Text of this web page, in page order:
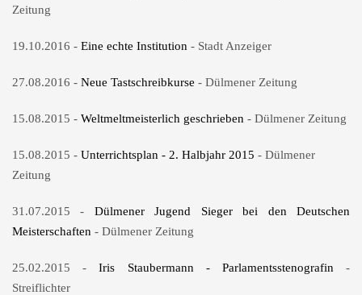
Zeitung
19.10.2016 - Eine echte Institution - Stadt Anzeiger
27.08.2016 - Neue Tastschreibkurse - Dülmener Zeitung
15.08.2015 - Weltmeltmeisterlich geschrieben - Dülmener Zeitung
15.08.2015 - Unterrichtsplan - 2. Halbjahr 2015 - Dülmener
Zeitung
31.07.2015 - Dülmener Jugend Sieger bei den Deutschen
Meisterschaften - Dülmener Zeitung
25.02.2015 -Iris Staubermann - Parlamentsstenografin -
Streiflichter